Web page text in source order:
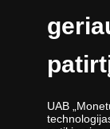
TikTok paskyra
Darbo
UAB